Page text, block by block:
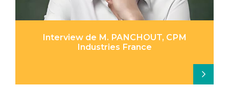
Interview de M. PANCHOUT, CPM
Industries France